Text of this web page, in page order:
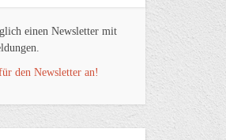
einen Newsletter mit
den Newsletter an!